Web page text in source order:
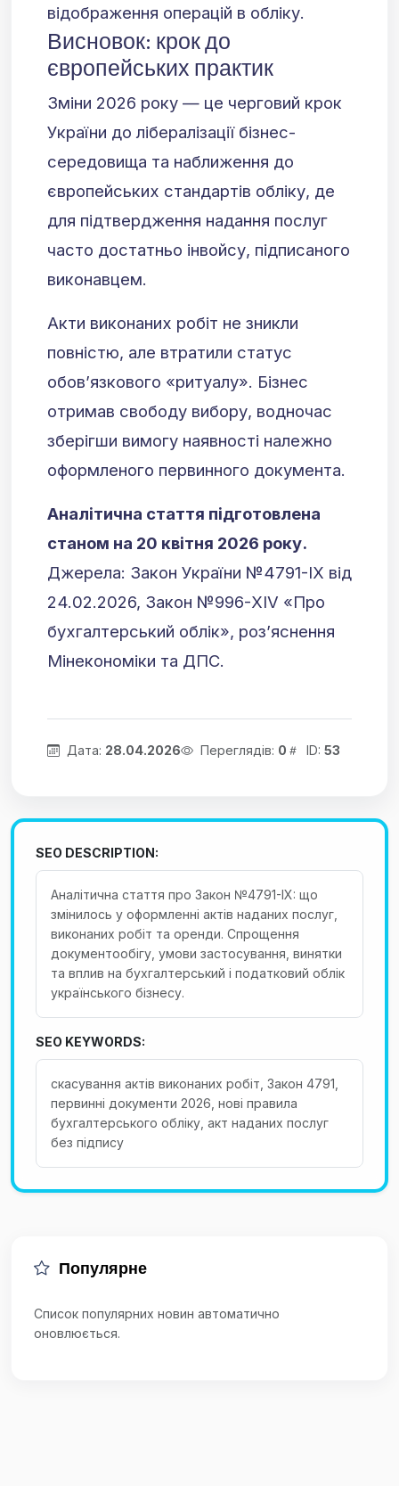
відображення операцій в обліку.
Висновок: крок до
європейських практик
Зміни 2026 року — це черговий крок
України до лібералізації бізнес-
середовища та наближення до
європейських стандартів обліку, де
для підтвердження надання послуг
часто достатньо інвойсу, підписаного
виконавцем.
Акти виконаних робіт не зникли
повністю, але втратили статус
обов’язкового «ритуалу». Бізнес
отримав свободу вибору, водночас
зберігши вимогу наявності належно
оформленого первинного документа.
Аналітична стаття підготовлена
станом на 20 квітня 2026 року.
Джерела: Закон України №4791-IX від
24.02.2026, Закон №996-XIV «Про
бухгалтерський облік», роз’яснення
Мінекономіки та ДПС.
Дата: 28.04.2026 Переглядів: 0 ID: 53
SEO DESCRIPTION:
Аналітична стаття про Закон №4791-IX: що
змінилось у оформленні актів наданих послуг,
виконаних робіт та оренди. Спрощення
документообігу, умови застосування, винятки
та вплив на бухгалтерський і податковий облік
українського бізнесу.
SEO KEYWORDS:
скасування актів виконаних робіт, Закон 4791,
первинні документи 2026, нові правила
бухгалтерського обліку, акт наданих послуг
без підпису
Популярне
Список популярних новин автоматично
оновлюється.